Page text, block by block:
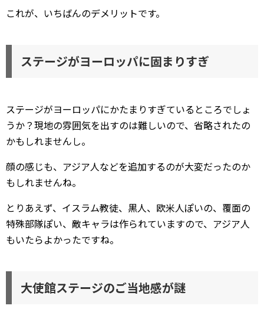
これが、いちばんのデメリットです。
ステージがヨーロッパに固まりすぎ
ステージがヨーロッパにかたまりすぎているところでしょ
うか？現地の雰囲気を出すのは難しいので、省略されたの
かもしれませんし。
顔の感じも、アジア人などを追加するのが大変だったのか
もしれませんね。
とりあえず、イスラム教徒、黒人、欧米人ぽいの、覆面の
特殊部隊ぽい、敵キャラは作られていますので、アジア人
もいたらよかったですね。
大使館ステージのご当地感が謎